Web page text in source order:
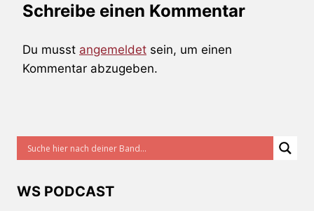
Schreibe einen Kommentar
Du musst angemeldet sein, um einen
Kommentar abzugeben.
WS PODCAST